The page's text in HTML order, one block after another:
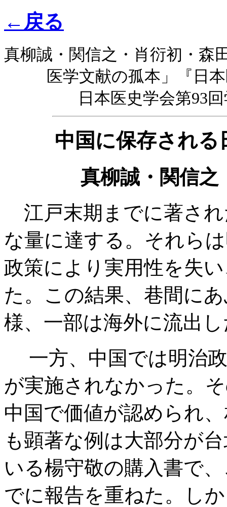
←戻る
真柳誠・関信之・肖衍初・森
医学文献の孤本」『日
日本医史学会第93
中国に保存される
真柳誠・関信之
江戸末期までに著さ
な量に達する。それら
政策により実用性を失
た。この結果、巷間に
様、一部は海外に流出
一方、中国では明治
が実施されなかった。
中国で価値が認められ
も顕著な例は大部分が
いる楊守敬の購入書で
でに報告を重ねた。し